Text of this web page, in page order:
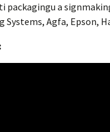
a
Agfa, Epson,